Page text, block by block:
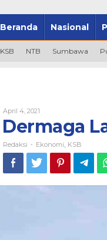
Beranda Nasional
KSB NTB Sumbawa
April 4, 2021
Dermaga
Redaksi - Ekonomi KSB